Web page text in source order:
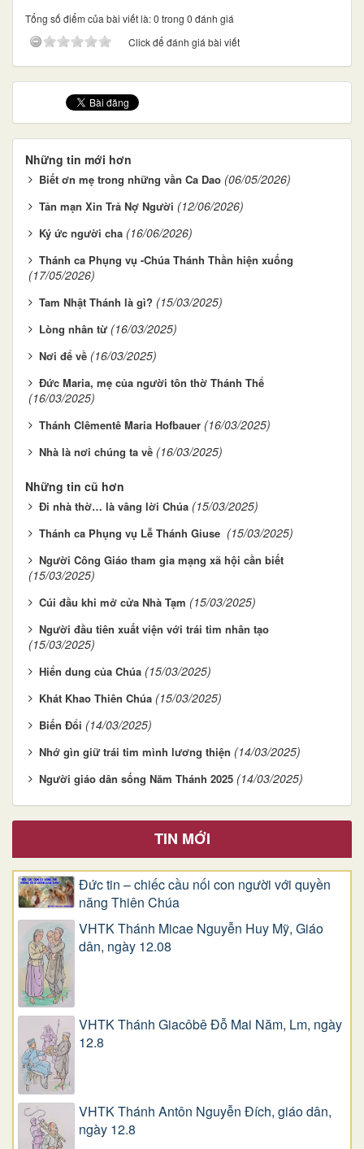
Tổng số điểm của bài viết là: 0 trong 0 đánh giá
Click để đánh giá bài viết
Những tin mới hơn
Biết ơn mẹ trong những vần Ca Dao (06/05/2026)
Tản mạn Xin Trả Nợ Người (12/06/2026)
Ký ức người cha (16/06/2026)
Thánh ca Phụng vụ -Chúa Thánh Thần hiện xuống
(17/05/2026)
Tam Nhật Thánh là gì? (15/03/2025)
Lòng nhân từ (16/03/2025)
Nơi để về (16/03/2025)
Đức Maria, mẹ của người tôn thờ Thánh Thể
(16/03/2025)
Thánh Clêmentê Maria Hofbauer (16/03/2025)
Nhà là nơi chúng ta về (16/03/2025)
Những tin cũ hơn
Đi nhà thờ… là vâng lời Chúa (15/03/2025)
Thánh ca Phụng vụ Lễ Thánh Giuse (15/03/2025)
Người Công Giáo tham gia mạng xã hội cần biết
(15/03/2025)
Cúi đầu khi mở cửa Nhà Tạm (15/03/2025)
Người đầu tiên xuất viện với trái tim nhân tạo
(15/03/2025)
Hiển dung của Chúa (15/03/2025)
Khát Khao Thiên Chúa (15/03/2025)
Biến Đổi (14/03/2025)
Nhớ gìn giữ trái tim mình lương thiện (14/03/2025)
Người giáo dân sống Năm Thánh 2025 (14/03/2025)
TIN MỚI
Đức tin – chiếc cầu nối con người với quyền
năng Thiên Chúa
VHTK Thánh Micae Nguyễn Huy Mỹ, Giáo
dân, ngày 12.08
VHTK Thánh Giacôbê Ðỗ Mai Năm, Lm, ngày
12.8
VHTK Thánh Antôn Nguyễn Ðích, giáo dân,
ngày 12.8